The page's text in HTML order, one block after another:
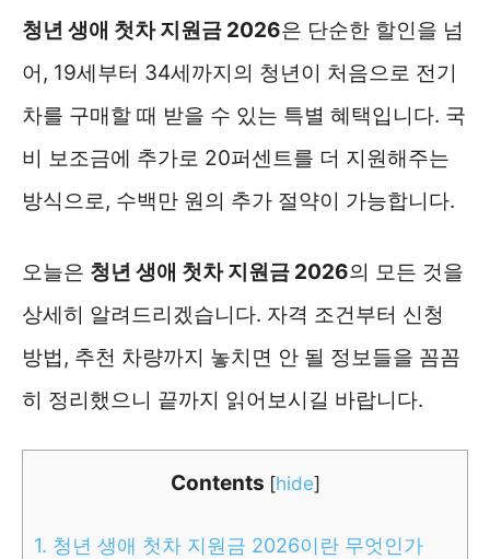
청년 생애 첫차 지원금 2026은 단순한 할인을 넘
어, 19세부터 34세까지의 청년이 처음으로 전기
차를 구매할 때 받을 수 있는 특별 혜택입니다. 국
비 보조금에 추가로 20퍼센트를 더 지원해주는
방식으로, 수백만 원의 추가 절약이 가능합니다.
오늘은 청년 생애 첫차 지원금 2026의 모든 것을
상세히 알려드리겠습니다. 자격 조건부터 신청
방법, 추천 차량까지 놓치면 안 될 정보들을 꼼꼼
히 정리했으니 끝까지 읽어보시길 바랍니다.
Contents [hide]
1. 청년 생애 첫차 지원금 2026이란 무엇인가